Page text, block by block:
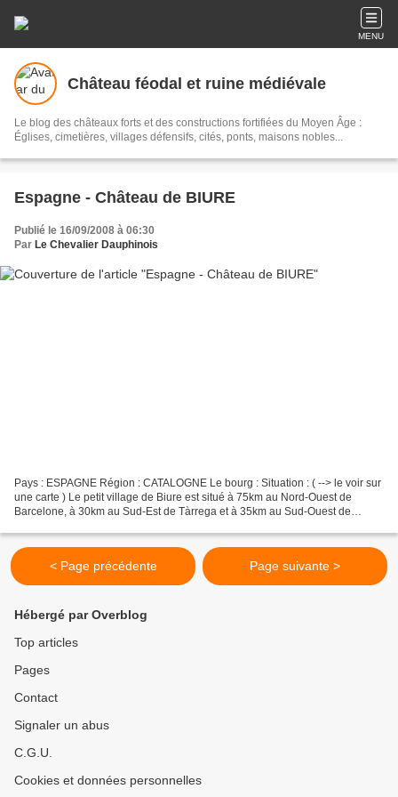
MENU
Château féodal et ruine médiévale
Le blog des châteaux forts et des constructions fortifiées du Moyen Âge :
Églises, cimetières, villages défensifs, cités, ponts, maisons nobles...
Espagne - Château de BIURE
Publié le 16/09/2008 à 06:30
Par Le Chevalier Dauphinois
Pays : ESPAGNE Région : CATALOGNE Le bourg : Situation : ( --> le voir sur
une carte ) Le petit village de Biure est situé à 75km au Nord-Ouest de
Barcelone, à 30km au Sud-Est de Tàrrega et à 35km au Sud-Ouest de
< Page précédente Page suivante >
Hébergé par Overblog
Top articles
Pages
Contact
Signaler un abus
C.G.U.
Cookies et données personnelles